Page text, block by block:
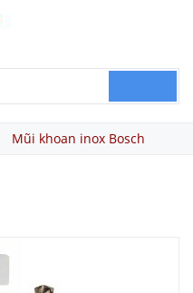
Mũi khoan inox Bosch